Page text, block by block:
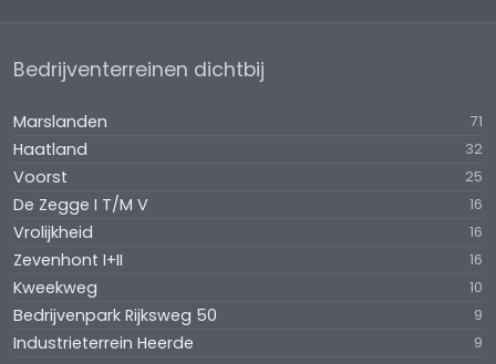
Bedrijventerreinen dichtbij
Marslanden 71
Haatland 32
Voorst 25
De Zegge I T/M V 16
Vrolijkheid 16
Zevenhont I+II 16
Kweekweg 10
Bedrijvenpark Rijksweg 50 9
Industrieterrein Heerde 9